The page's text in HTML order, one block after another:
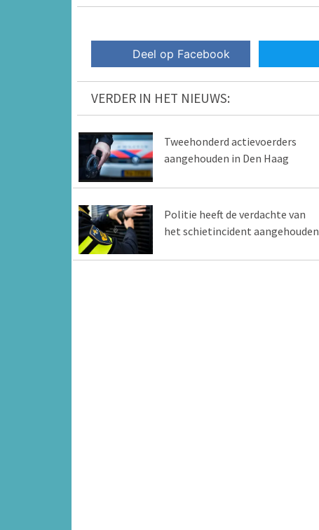
Deel op Facebook
VERDER IN HET NIEUWS:
Tweehonderd actievoerders
aangehouden in Den Haag
Politie heeft de verdachte van
het schietincident aangehouden